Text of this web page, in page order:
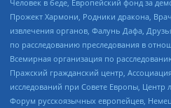
Человек в беде, Европейский фонд за
Прожект Хармони, Родники дракона,
извлечения органов, Фалунь Дафа,
по расследованию преследования в
Всемирная организация по
Пражский гражданский центр,
исследований при Совете Европы, Центр
Форум русскоязычных европейцев,